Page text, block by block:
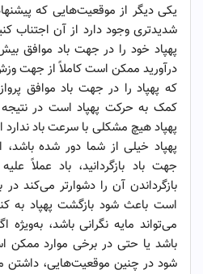
یکی دیگر از موقعیت‌هایی که
شدیدتری وجود دارد از آن اجتناب
پهپاد خود را در جهت باد موافق
درآورید ممکن است کاملاً از جهت
که پهپاد را در جهت باد موافق
کمک به حرکت پهپاد است در
پهپاد هیچ مشکلی با سرعت باد
پهپاد خیلی از شما دور شده
جهت باد بازگردانید، باد عملاً
بازگرداندن آن را دشوارتر می‌کند
است باعث شود بازگشت پهپاد به
می‌تواند مایه نگرانی باشد، به‌ویژه
باشد یا حتی در برخی موارد ممکن
شود در چنین موقعیت‌هایی،